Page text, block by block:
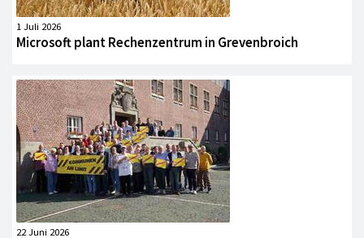
1 Juli 2026
Microsoft plant Rechenzentrum in Grevenbroich
22 Juni 2026